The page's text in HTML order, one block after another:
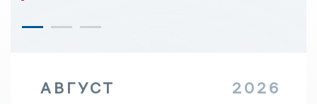
АВГУСТ 2026